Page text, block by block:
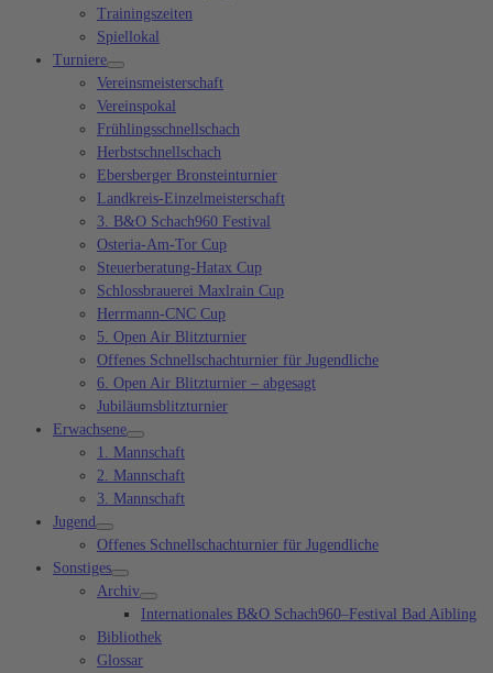
Trainingszeiten
Spiellokal
Turniere
Vereinsmeisterschaft
Vereinspokal
Frühlingsschnellschach
Herbstschnellschach
Ebersberger Bronsteinturnier
Landkreis-Einzelmeisterschaft
3. B&O Schach960 Festival
Osteria-Am-Tor Cup
Steuerberatung-Hatax Cup
Schlossbrauerei Maxlrain Cup
Herrmann-CNC Cup
5. Open Air Blitzturnier
Offenes Schnellschachturnier für Jugendliche
6. Open Air Blitzturnier – abgesagt
Jubiläumsblitzturnier
Erwachsene
1. Mannschaft
2. Mannschaft
3. Mannschaft
Jugend
Offenes Schnellschachturnier für Jugendliche
Sonstiges
Archiv
Internationales B&O Schach960–Festival Bad Aibling
Bibliothek
Glossar